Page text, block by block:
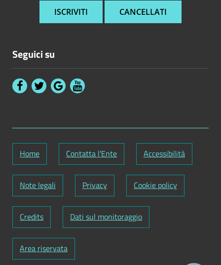
Seguici su
Home Contatta l'Ente Accessibilità
Note legali Privacy Cookie policy
Credits Dati sul monitoraggio
Area riservata